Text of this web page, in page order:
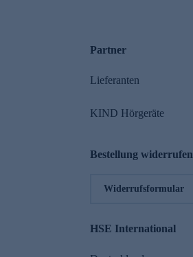
Partner
Lieferanten
KIND Hörgeräte
Bestellung widerrufen
Widerrufsformular
HSE International